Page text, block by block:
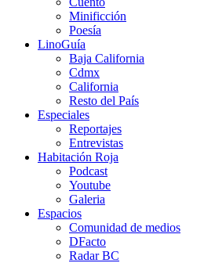
Minificción
Poesía
LinoGuía
Baja California
Cdmx
California
Resto del País
Especiales
Reportajes
Entrevistas
Habitación Roja
Podcast
Youtube
Galeria
Espacios
Comunidad de medios
DFacto
Radar BC